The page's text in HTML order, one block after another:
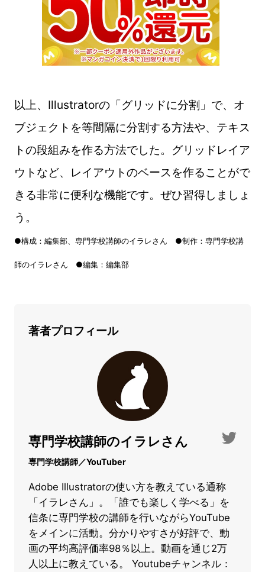
以上、Illustratorの「グリッドに分割」で、オ
ブジェクトを等間隔に分割する方法や、テキス
トの段組みを作る方法でした。グリッドレイア
ウトなど、レイアウトのベースを作ることがで
きる非常に便利な機能です。ぜひ習得しましょ
う。
●構成：編集部、専門学校講師のイラレさん ●制作：専門学校講
師のイラレさん ●編集：編集部
著者プロフィール
専門学校講師のイラレさん
専門学校講師／YouTuber
Adobe Illustratorの使い方を教えている通称
「イラレさん」。「誰でも楽しく学べる」を
信条に専門学校の講師を行いながらYouTube
をメインに活動。分かりやすさが好評で、動
画の平均高評価率98％以上。動画を通じ2万
人以上に教えている。 Youtubeチャンネル：